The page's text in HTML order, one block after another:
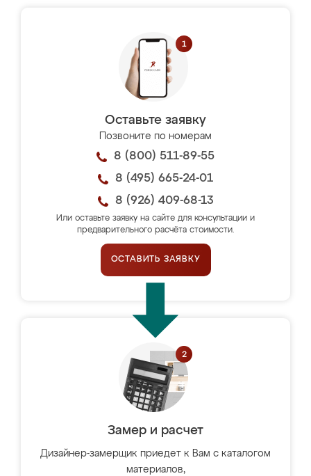
Оставьте заявку
Позвоните по номерам
8 (800) 511-89-55
8 (495) 665-24-01
8 (926) 409-68-13
Или оставьте заявку на сайте для консультации и
предварительного расчёта стоимости.
ОСТАВИТЬ ЗАЯВКУ
Замер и расчет
Дизайнер-замерщик приедет к Вам с каталогом
материалов,